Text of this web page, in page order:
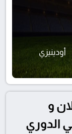
أودينيزي
و
بتاريخ 2025-08-31 في الدوري